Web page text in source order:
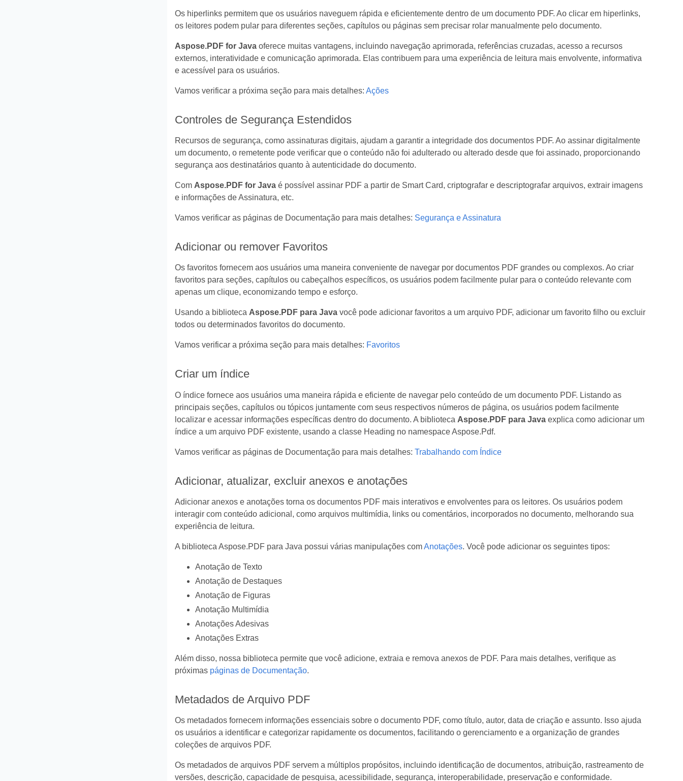
Os hiperlinks permitem que os usuários naveguem rápida e eficientemente dentro de um documento PDF. Ao clicar em hiperlinks,
os leitores podem pular para diferentes seções, capítulos ou páginas sem precisar rolar manualmente pelo documento.
Aspose.PDF for Javaoferece muitas vantagens, incluindo navegação aprimorada, referências cruzadas, acesso a recursos
externos, interatividade e comunicação aprimorada. Elas contribuem para uma experiência de leitura mais envolvente, informativa
e acessível para os usuários.
Vamos verificar a próxima seção para mais detalhes: Ações
Controles de Segurança Estendidos
Recursos de segurança, como assinaturas digitais, ajudam a garantir a integridade dos documentos PDF. Ao assinar digitalmente
um documento, o remetente pode verificar que o conteúdo não foi adulterado ou alterado desde que foi assinado, proporcionando
segurança aos destinatários quanto à autenticidade do documento.
Com Aspose.PDF for Javaé possível assinar PDF a partir de Smart Card, criptografar e descriptografar arquivos, extrair imagens
e informações de Assinatura, etc.
Vamos verificar as páginas de Documentação para mais detalhes: Segurança e Assinatura
Adicionar ou remover Favoritos
Os favoritos fornecem aos usuários uma maneira conveniente de navegar por documentos PDF grandes ou complexos. Ao criar
favoritos para seções, capítulos ou cabeçalhos específicos, os usuários podem facilmente pular para o conteúdo relevante com
apenas um clique, economizando tempo e esforço.
Usando a biblioteca Aspose.PDF para Javavocê pode adicionar favoritos a um arquivo PDF, adicionar um favorito filho ou excluir
todos ou determinados favoritos do documento.
Vamos verificar a próxima seção para mais detalhes: Favoritos
Criar um índice
O índice fornece aos usuários uma maneira rápida e eficiente de navegar pelo conteúdo de um documento PDF. Listando as
principais seções, capítulos ou tópicos juntamente com seus respectivos números de página, os usuários podem facilmente
localizar e acessar informações específicas dentro do documento. A biblioteca Aspose.PDF para Javaexplica como adicionar um
índice a um arquivo PDF existente, usando a classe Heading no namespace Aspose.Pdf.
Vamos verificar as páginas de Documentação para mais detalhes: Trabalhando com Índice
Adicionar, atualizar, excluir anexos e anotações
Adicionar anexos e anotações torna os documentos PDF mais interativos e envolventes para os leitores. Os usuários podem
interagir com conteúdo adicional, como arquivos multimídia, links ou comentários, incorporados no documento, melhorando sua
experiência de leitura.
A biblioteca Aspose.PDF para Java possui várias manipulações comAnotações. Você pode adicionar os seguintes tipos:
Anotação de Texto
Anotação de Destaques
Anotação de Figuras
Anotação Multimídia
Anotações Adesivas
Anotações Extras
Além disso, nossa biblioteca permite que você adicione, extraia e remova anexos de PDF. Para mais detalhes, verifique as
próximas páginas de Documentação.
Metadados de Arquivo PDF
Os metadados fornecem informações essenciais sobre o documento PDF, como título, autor, data de criação e assunto. Isso ajuda
os usuários a identificar e categorizar rapidamente os documentos, facilitando o gerenciamento e a organização de grandes
coleções de arquivos PDF.
Os metadados de arquivos PDF servem a múltiplos propósitos, incluindo identificação de documentos, atribuição, rastreamento de
versões, descrição, capacidade de pesquisa, acessibilidade, segurança, interoperabilidade, preservação e conformidade.